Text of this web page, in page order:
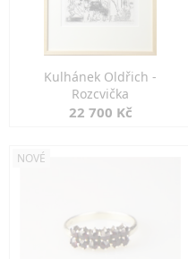
Kulhánek Oldřich -
Rozcvička
22 700 Kč
NOVÉ